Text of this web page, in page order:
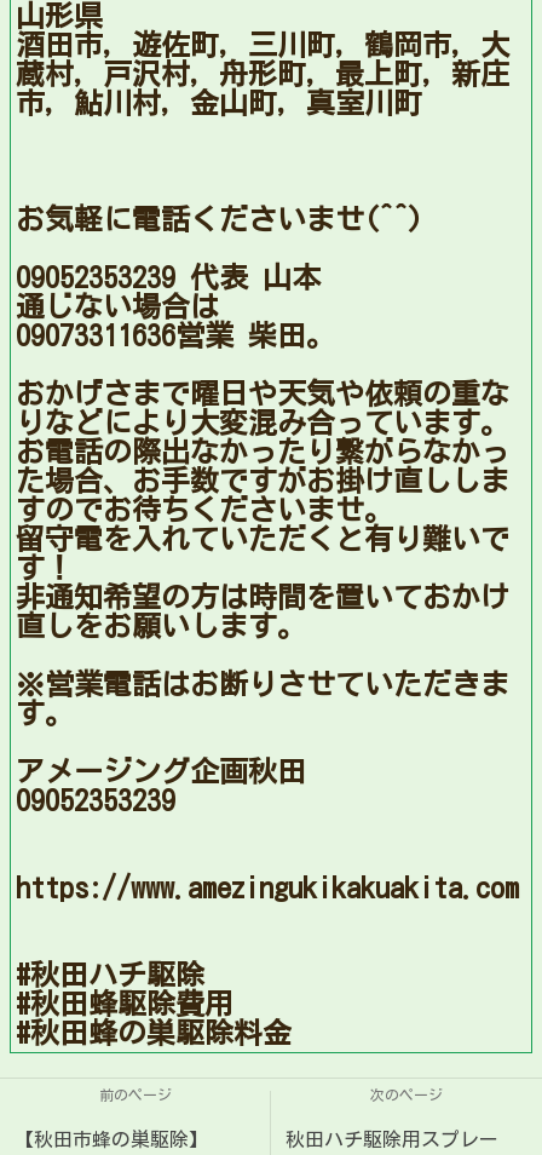
山形県
酒田市，遊佐町，三川町，鶴岡市，大
蔵村，戸沢村，舟形町，最上町，新庄
市，鮎川村，金山町，真室川町
お気軽に電話くださいませ(^^)
09052353239 代表 山本
通じない場合は
09073311636営業 柴田。
おかげさまで曜日や天気や依頼の重な
りなどにより大変混み合っています。
お電話の際出なかったり繋がらなかっ
た場合、お手数ですがお掛け直ししま
すのでお待ちくださいませ。
留守電を入れていただくと有り難いで
す！
非通知希望の方は時間を置いておかけ
直しをお願いします。
※営業電話はお断りさせていただきま
す。
アメージング企画秋田
09052353239
https://www.amezingukikakuakita.com
#秋田ハチ駆除
#秋田蜂駆除費用
#秋田蜂の巣駆除料金
前のページ
【秋田市蜂の巣駆除】
次のページ
秋田ハチ駆除用スプレー